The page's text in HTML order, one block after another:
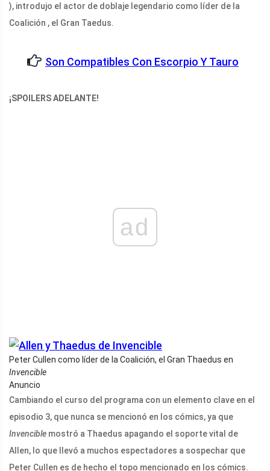
), introdujo el actor de doblaje legendario como líder de la
Coalición , el Gran Taedus.
Son Compatibles Con Escorpio Y Tauro
¡SPOILERS ADELANTE!
ad
Peter Cullen como líder de la Coalición, el Gran Thaedus en
Invencible
Anuncio
Cambiando el curso del programa con un elemento clave en el
episodio 3, que nunca se mencionó en los cómics, ya que
Invencible mostró a Thaedus apagando el soporte vital de
Allen, lo que llevó a muchos espectadores a sospechar que
Peter Cullen es de hecho el topo mencionado en los cómics.